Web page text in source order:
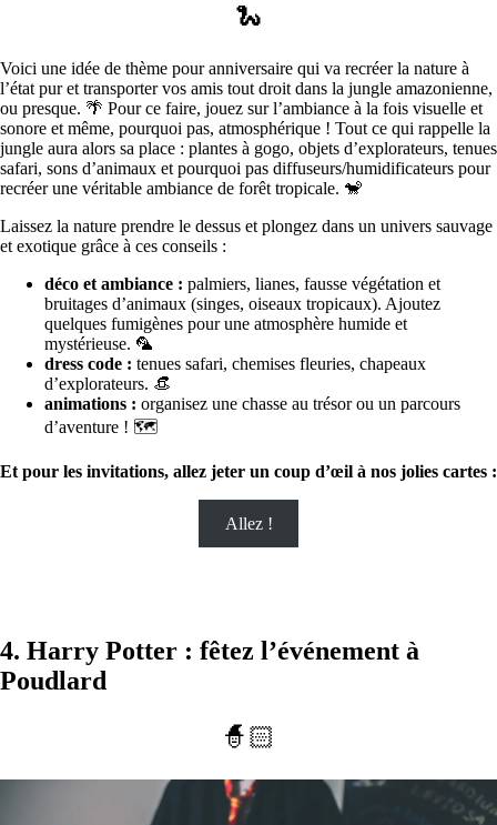
🐍
Voici une idée de thème pour anniversaire qui va recréer la nature à
l’état pur et transporter vos amis tout droit dans la jungle amazonienne,
ou presque. 🌴 Pour ce faire, jouez sur l’ambiance à la fois visuelle et
sonore et même, pourquoi pas, atmosphérique ! Tout ce qui rappelle la
jungle aura alors sa place : plantes à gogo, objets d’explorateurs, tenues
safari, sons d’animaux et pourquoi pas diffuseurs/humidificateurs pour
recréer une véritable ambiance de forêt tropicale. 🐒
Laissez la nature prendre le dessus et plongez dans un univers sauvage
et exotique grâce à ces conseils :
déco et ambiance : palmiers, lianes, fausse végétation et
bruitages d’animaux (singes, oiseaux tropicaux). Ajoutez
quelques fumigènes pour une atmosphère humide et
mystérieuse. 🦜
dress code : tenues safari, chemises fleuries, chapeaux
d’explorateurs. 👒
animations : organisez une chasse au trésor ou un parcours
d’aventure ! 🗺️
Et pour les invitations, allez jeter un coup d’œil à nos jolies cartes :
Allez !
4. Harry Potter : fêtez l’événement à
Poudlard
🧙🏻